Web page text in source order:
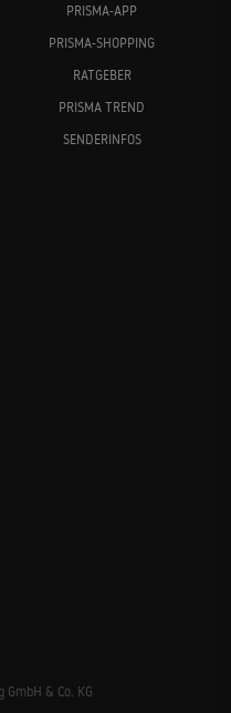
PRISMA-APP
PRISMA-SHOPPING
RATGEBER
PRISMA TREND
SENDERINFOS
& Co. KG